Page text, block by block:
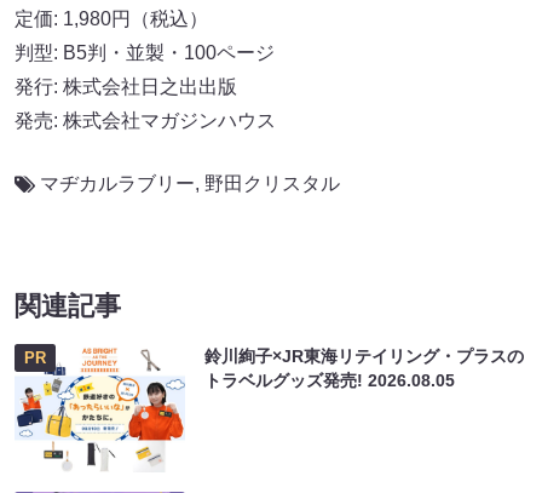
定価: 1,980円（税込）
判型: B5判・並製・100ページ
発行: 株式会社日之出出版
発売: 株式会社マガジンハウス
マヂカルラブリー, 野田クリスタル
関連記事
PR
鈴川絢子×JR東海リテイリング・プラスの
トラベルグッズ発売!2026.08.05